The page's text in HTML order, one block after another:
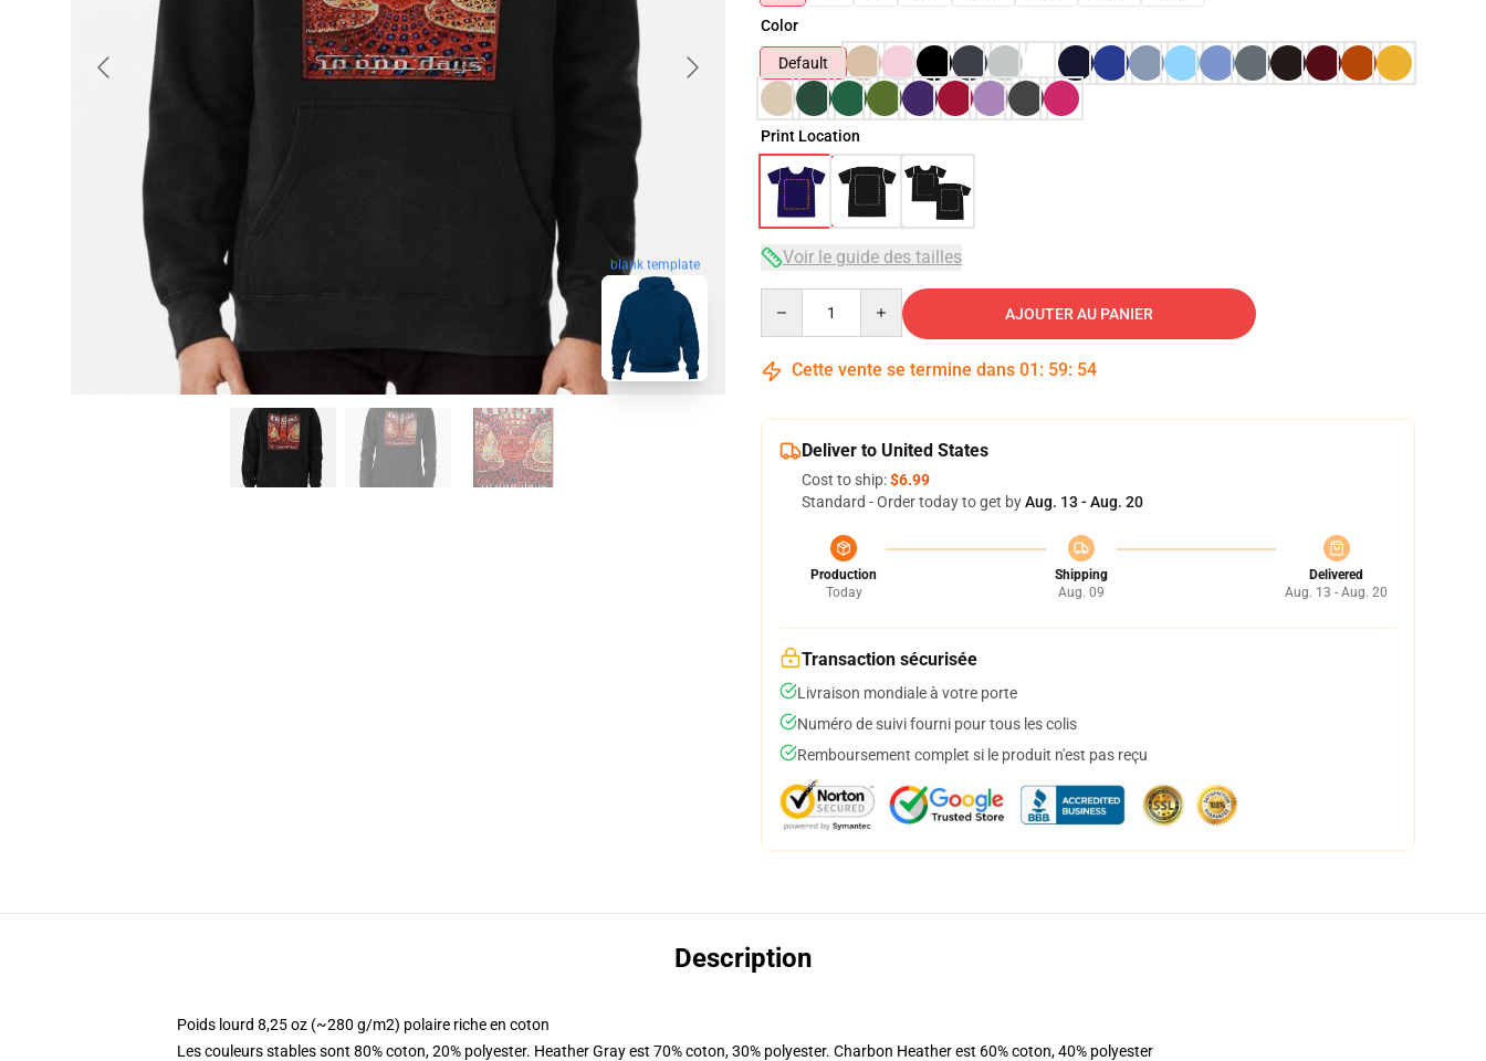
blank template
Color
Default
Print Location
Voir le guide des tailles
AJOUTER AU PANIER
Cette vente se termine dans 01 : 59: 53
Deliver to United States
Cost to ship:$6.99
Standard - Order today to get byAug. 13 - Aug. 20
Production
Today
Shipping
Aug. 09
Delivered
Aug. 13 - Aug. 20
Transaction sécurisée
Livraison mondiale à votre porte
Numéro de suivi fourni pour tous les colis
Remboursement complet si le produit n'est pas reçu
Description
Poids lourd 8,25 oz (~280 g/m2) polaire riche en coton
Les couleurs stables sont 80% coton, 20% polyester. Heather Gray est 70% coton, 30% polyester. Charbon Heather est 60% coton, 40% polyester